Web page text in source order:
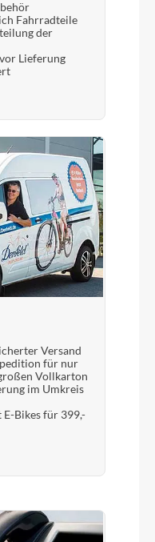
Fahrradteile
der
Lieferung
Versand
für nur
Vollkarton
im Umkreis
Bikes für 399,-